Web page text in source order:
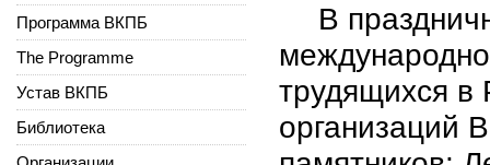
В
трудящихся в
организаций
Программа ВКПБ
The Programme
Устав ВКПБ
Библиотека